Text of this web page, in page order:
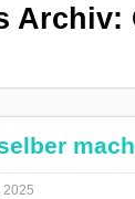
Archiv:
2025